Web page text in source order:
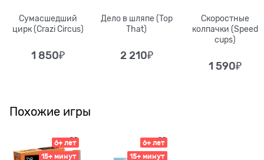
Сумасшедший
цирк (Crazi Circus)
1 850₽
Дело в шляпе (Top
That)
2 210₽
Скоростные
колпачки (Speed
cups)
1 590₽
Похожие игры
6+ лет
15+ минут
6+ лет
15+ минут